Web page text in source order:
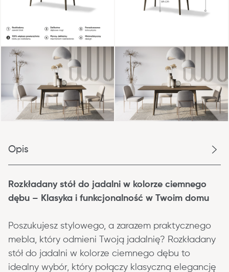
Opis
Rozkładany stół do jadalni w kolorze ciemnego
dębu – Klasyka i funkcjonalność w Twoim domu
Poszukujesz stylowego, a zarazem praktycznego
mebla, który odmieni Twoją jadalnię? Rozkładany
stół do jadalni w kolorze ciemnego dębu to
idealny wybór, który połączy klasyczną elegancję